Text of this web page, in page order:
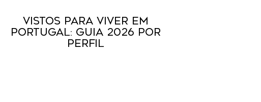
Vistos para Viver em
Portugal: Guia 2026 por
Perfil